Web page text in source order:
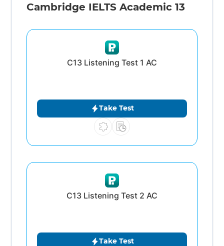
Cambridge IELTS Academic 13
C13 Listening Test 1 AC
Take Test
C13 Listening Test 2 AC
Take Test